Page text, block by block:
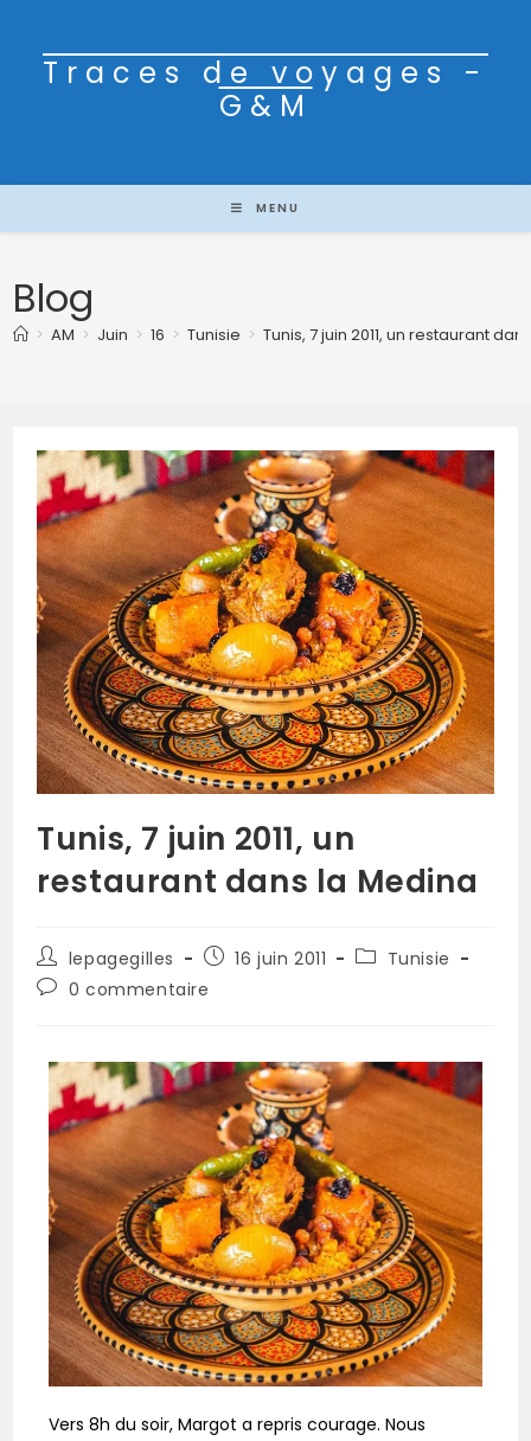
Traces de voyages -
G&M
MENU
Blog
> AM > Juin > 16 > Tunisie > Tunis, 7 juin 2011, un restaurant
Tunis, 7 juin 2011, un
restaurant dans la Medina
lepagegilles 16 juin 2011
Tunisie
0 commentaire
Vers 8h du soir, Margot a repris courage. Nous